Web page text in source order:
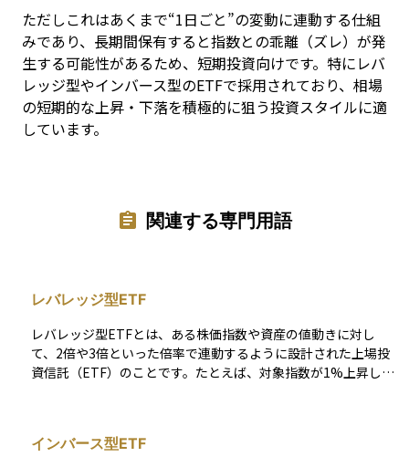
ただしこれはあくまで“1日ごと”の変動に連動する仕組
みであり、長期間保有すると指数との乖離（ズレ）が発
生する可能性があるため、短期投資向けです。特にレバ
レッジ型やインバース型のETFで採用されており、相場
の短期的な上昇・下落を積極的に狙う投資スタイルに適
しています。
関連する専門用語
レバレッジ型ETF
レバレッジ型ETFとは、ある株価指数や資産の値動きに対し
て、2倍や3倍といった倍率で連動するように設計された上場投
資信託（ETF）のことです。たとえば、対象指数が1%上昇した
資家に向いており、日々の値動きに連動するよう設計されてい
インバース型ETF